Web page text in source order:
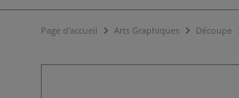
Page d'accueil Arts Graphiques Découpe